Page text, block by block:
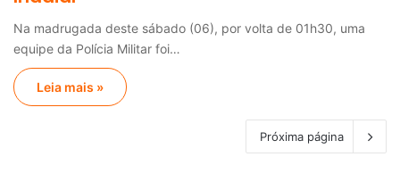
Na madrugada deste sábado (06), por volta de 01h30, uma
equipe da Polícia Militar foi…
Leia mais »
Próxima página